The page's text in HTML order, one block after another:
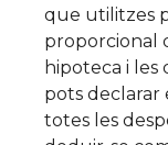
que utilitzes
proporcional
hipoteca i les
pots declarar
totes les